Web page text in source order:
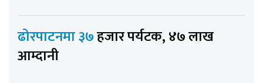
ढोरपाटनमा ३७हजार पर्यटक, ४७ लाख
आम्दानी